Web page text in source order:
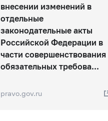
внесении изменений в
отдельные
законодательные акты
Российской Федерации в
части совершенствования
обязательных требова...
pravo.gov.ru